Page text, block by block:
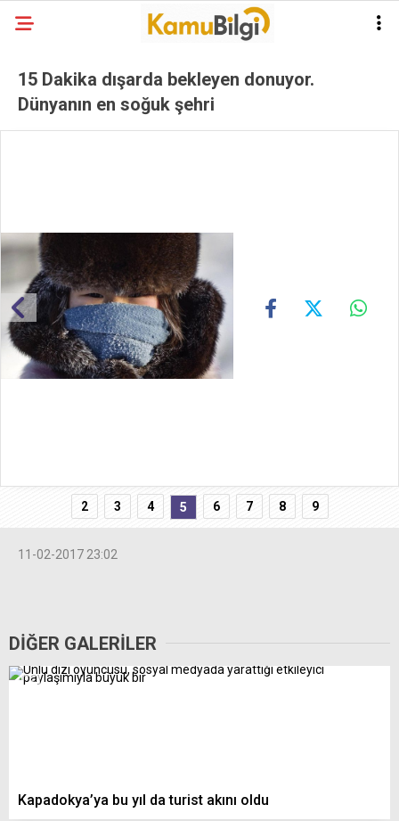
15 Dakika dışarda bekleyen donuyor.
Dünyanın en soğuk şehri
2 3 4 5 6 7 8 9
11-02-2017 23:02
DİĞER GALERİLER
Kapadokya’ya bu yıl da turist akını oldu